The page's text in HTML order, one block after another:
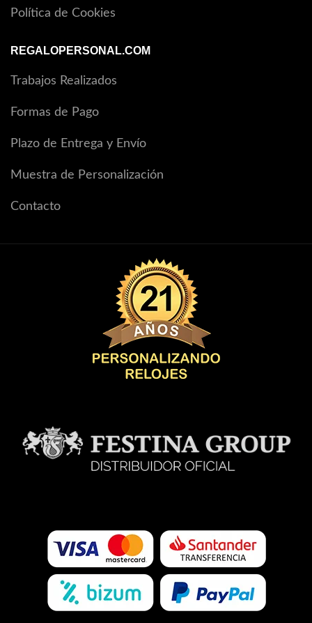
Política de Cookies
REGALOPERSONAL.COM
Trabajos Realizados
Formas de Pago
Plazo de Entrega y Envío
Muestra de Personalización
Contacto